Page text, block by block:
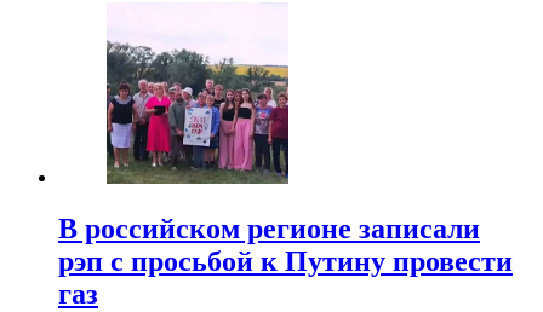
В российском регионе записали
рэп с просьбой к Путину провести
газ